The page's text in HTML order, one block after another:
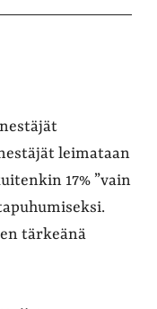
leimataan
17% ”vain
tärkeänä